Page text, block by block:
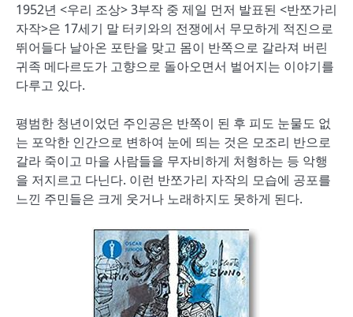
1952년 <우리 조상> 3부작 중 제일 먼저 발표된 <반쪼가리
자작>은 17세기 말 터키와의 전쟁에서 무모하게 적진으로
뛰어들다 날아온 포탄을 맞고 몸이 반쪽으로 갈라져 버린
귀족 메다르도가 고향으로 돌아오면서 벌어지는 이야기를
다루고 있다.
평범한 청년이었던 주인공은 반쪽이 된 후 피도 눈물도 없
는 포악한 인간으로 변하여 눈에 띄는 것은 모조리 반으로
갈라 죽이고 마을 사람들을 무자비하게 처형하는 등 악행
을 저지르고 다닌다. 이런 반쪼가리 자작의 모습에 공포를
느낀 주민들은 크게 웃거나 노래하지도 못하게 된다.